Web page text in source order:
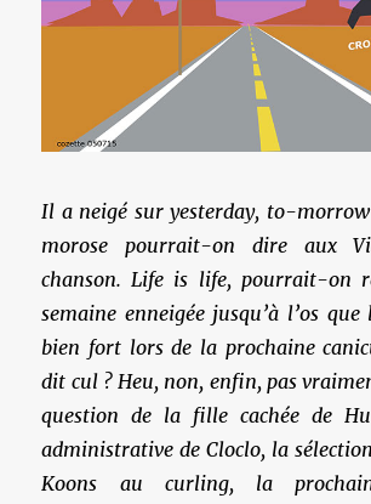
Il a neigé sur yesterday, to-
morose pourrait-on dire aux
chanson. Life is life, pourrait-on
semaine enneigée jusqu’à l’os
bien fort lors de la prochaine
dit cul ? Heu, non, enfin, pas
question de la fille cachée de
administrative de Cloclo, la
Koons au curling, la